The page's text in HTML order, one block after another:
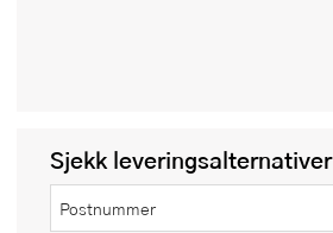
Sjekk leveringsalternativer